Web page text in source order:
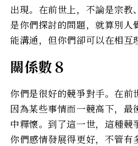
出現。在前世上，不論是宗教
是你們探討的問題，就算別人
能溝通，但你們卻可以在相互
關係數８
你們是很好的競爭對手。在前
因為某些事情而一競高下，最
中釋懷。到了這一世，這種競
你們感情發展得更好，不管有